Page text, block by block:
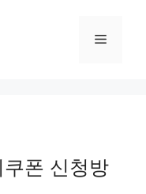
Menu
폰 신청방